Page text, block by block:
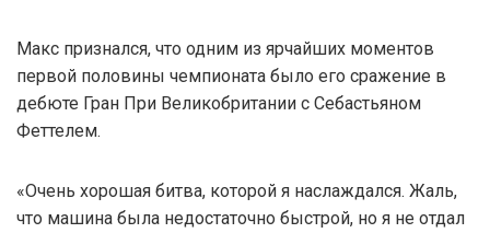
Макс признался, что одним из ярчайших моментов
первой половины чемпионата было его сражение в
дебюте Гран При Великобритании с Себастьяном
Феттелем.
«Очень хорошая битва, которой я наслаждался. Жаль,
что машина была недостаточно быстрой, но я не отдал